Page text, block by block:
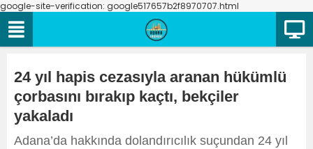
google-site-verification: google517657b2f8970707.html
24 yıl hapis cezasıyla aranan hükümlü
çorbasını bırakıp kaçtı, bekçiler
yakaladı
Adana’da hakkında dolandırıcılık suçundan 24 yıl